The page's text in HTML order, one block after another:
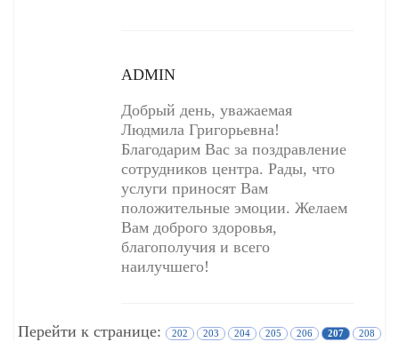
ADMIN
Добрый день, уважаемая
Людмила Григорьевна!
Благодарим Вас за поздравление
сотрудников центра. Рады, что
услуги приносят Вам
положительные эмоции. Желаем
Вам доброго здоровья,
благополучия и всего
наилучшего!
Перейти к странице: 202 203 204 205 206 207
208